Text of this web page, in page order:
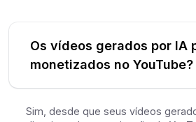
Os vídeos gerados por IA
monetizados no YouTube?
Sim, desde que seus vídeos